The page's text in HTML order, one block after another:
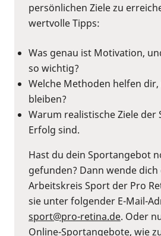
persönlichen Ziele zu
wertvolle Tipps:
Was genau ist Motivation,
so wichtig?
Welche Methoden helfen
bleiben?
Warum realistische Ziele der
Erfolg sind.
Hast du dein Sportangebot
gefunden? Dann wende dich
Arbeitskreis Sport der Pro
sie unter folgender E-Mail-
sport@pro-retina.de. Oder
Online-Sportangebote, wie